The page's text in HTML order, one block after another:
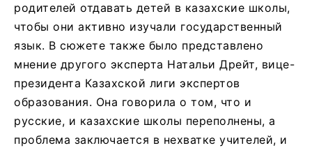
родителей отдавать детей в казахские школы,
чтобы они активно изучали государственный
язык. В сюжете также было представлено
мнение другого эксперта Натальи Дрейт, вице-
президента Казахской лиги экспертов
образования. Она говорила о том, что и
русские, и казахские школы переполнены, а
проблема заключается в нехватке учителей, и